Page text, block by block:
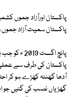
پاکستان اورآزاد جموں
پاکستان سمیت آزاد
پانچ
پاکستان کی طرف سے عملی
آدھا گھنٹہ کھڑے ہو کر